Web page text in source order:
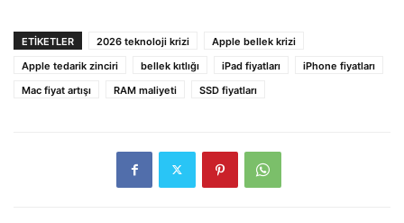
ETIKETLER 2026 teknoloji krizi
Apple bellek krizi
Apple tedarik zinciri
bellek kıtlığı iPad fiyatları
iPhone fiyatları
Mac fiyat artışı
RAM maliyeti SSD fiyatları